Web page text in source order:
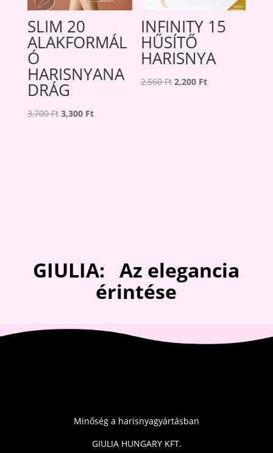
SLIM 20
ALAKFORMÁL
Ó
HARISNYANA
DRÁG
3,700Ft Original
3,300 FtCurrent
INFINITY 15
HŰSÍTŐ
HARISNYA
2,560Ft Original
2,200 FtCurrent
GIULIA: Az elegancia
érintése
Minőség a harisnyagyártásban
GIULIA HUNGARY KFT.